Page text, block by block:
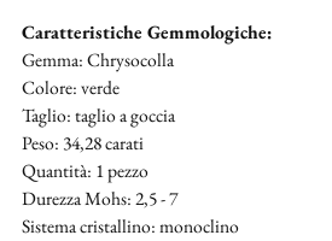
Caratteristiche Gemmologiche:
Gemma: Chrysocolla
Colore: verde
Taglio: taglio a goccia
Peso: 34,28 carati
Quantità: 1 pezzo
Durezza Mohs: 2,5 - 7
Sistema cristallino: monoclino